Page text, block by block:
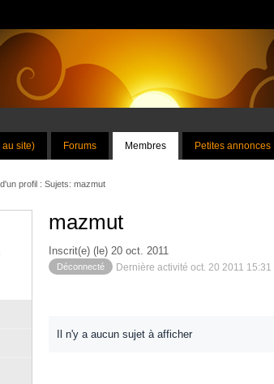
au site) Forums Membres Petites annonces
profil : Sujets: mazmut
mazmut
Inscrit(e) (le) 20 oct. 2011
Déconnecté Dernière activité oct. 20 2011 15:31
Il n'y a aucun sujet à afficher